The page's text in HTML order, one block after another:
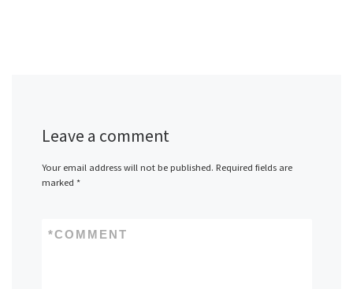
Leave a comment
Your email address will not be published. Required fields are
marked *
COMMENT
*